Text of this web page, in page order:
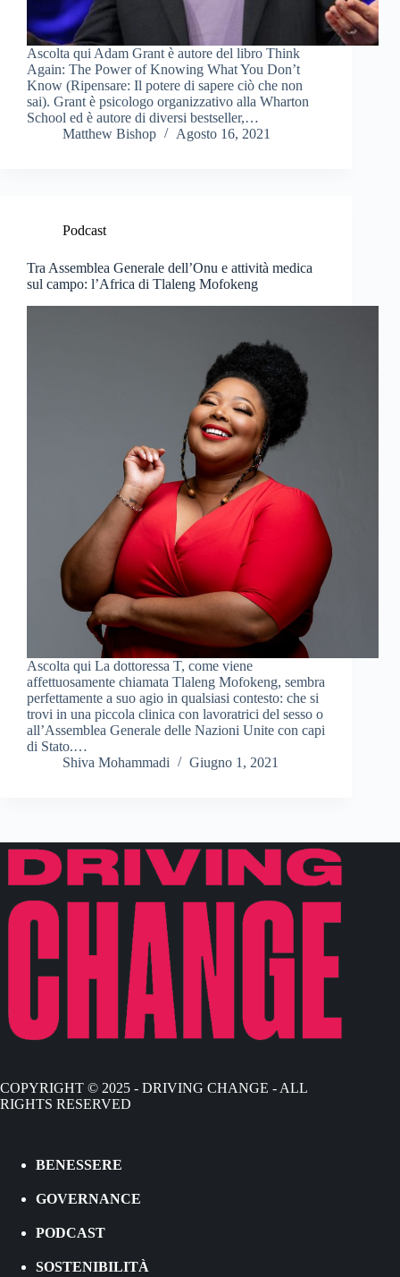
Ascolta qui Adam Grant è autore del libro Think
Again: The Power of Knowing What You Don’t
Know (Ripensare: Il potere di sapere ciò che non
sai). Grant è psicologo organizzativo alla Wharton
School ed è autore di diversi bestseller,…
Matthew Bishop
Agosto 16, 2021
Podcast
Tra Assemblea Generale dell’Onu e attività medica
sul campo: l’Africa di Tlaleng Mofokeng
Ascolta qui La dottoressa T, come viene
affettuosamente chiamata Tlaleng Mofokeng, sembra
perfettamente a suo agio in qualsiasi contesto: che si
trovi in una piccola clinica con lavoratrici del sesso o
all’Assemblea Generale delle Nazioni Unite con capi
di Stato.…
Shiva Mohammadi
Giugno 1, 2021
COPYRIGHT © 2025 - DRIVING CHANGE - ALL
RIGHTS RESERVED
BENESSERE
GOVERNANCE
PODCAST
SOSTENIBILITÀ